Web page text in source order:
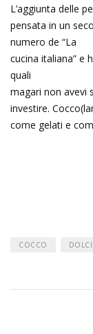
L’aggiunta delle
pensata in un
numero de “La
cucina italiana” e
quali
magari non avevi
investire.
come gelati e
COCCO DOLCI